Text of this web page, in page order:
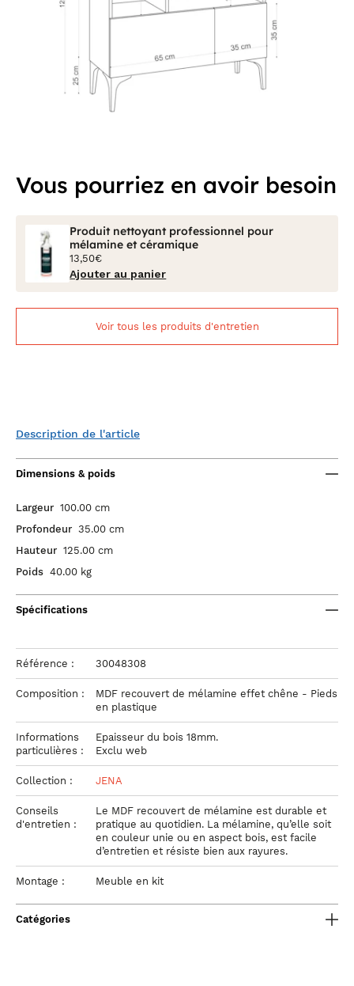
Vous pourriez en avoir besoin
Produit nettoyant professionnel pour
mélamine et céramique
13,50€
Ajouter au panier
Voir tous les produits d'entretien
Description de l'article
Dimensions & poids
Largeur 100.00 cm
Profondeur 35.00 cm
Hauteur 125.00 cm
Poids 40.00 kg
Spécifications
Référence : 30048308
Composition :
MDF recouvert de mélamine effet chêne - Pieds
en plastique
Informations
particulières :
Epaisseur du bois 18mm.
Exclu web
Collection : JENA
Conseils
d'entretien :
Le MDF recouvert de mélamine est durable et
pratique au quotidien. La mélamine, qu’elle soit
en couleur unie ou en aspect bois, est facile
d’entretien et résiste bien aux rayures.
Montage : Meuble en kit
Catégories